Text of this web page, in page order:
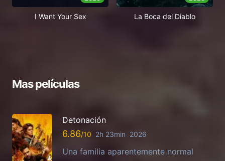
I Want Your Sex La Boca del Diablo
Mas películas
Detonación
6.86 2h 23min 2026
Una familia aparentemente normal